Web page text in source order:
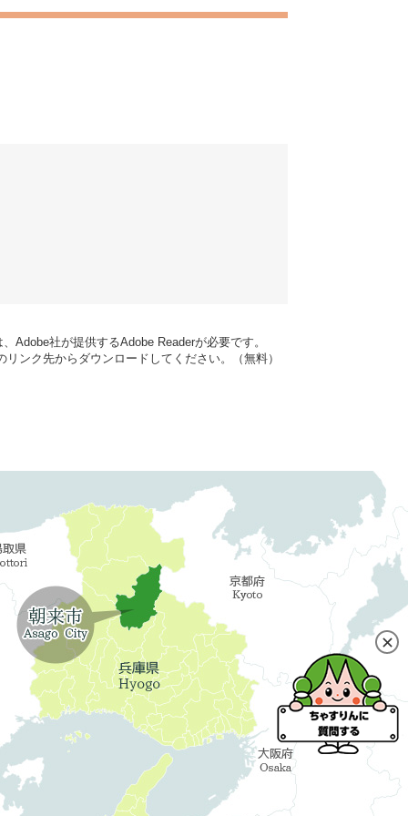
Adobe社が提供するAdobe Readerが必要です。
ンク先からダウンロードしてください。（無料）